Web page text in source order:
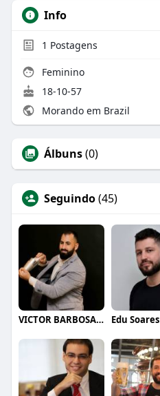
Info
1 Postagens
Feminino
18-10-57
Morando em Brazil
Álbuns(0)
Seguindo(45)
VICTOR BARBOSA QUARANTA Edu Soares